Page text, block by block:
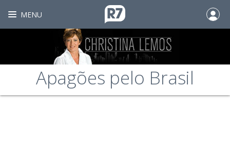
MENU
Apagões pelo Brasil